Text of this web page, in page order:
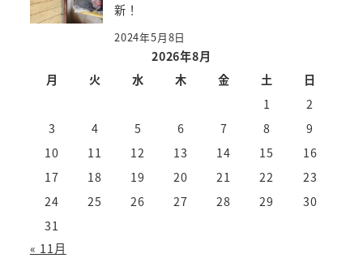
新！
2024年5月8日
2026年8月
月
火 水 木 金 土
日
1
2
3
4 5 6 7 8
9
10
11 12 13 14 15
16
17
18 19 20 21 22
23
24
25 26 27 28 29
30
31
« 11月